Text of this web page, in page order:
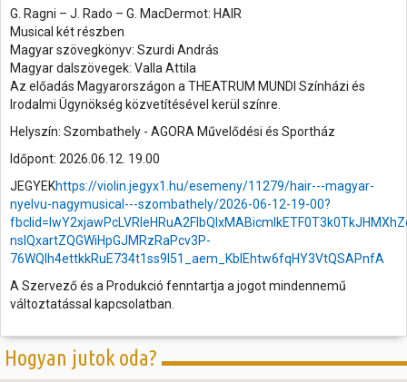
G. Ragni – J. Rado – G. MacDermot: HAIR
Musical két részben
Magyar szövegkönyv: Szurdi András
Magyar dalszövegek: Valla Attila
Az előadás Magyarországon a THEATRUM MUNDI Színházi és
Irodalmi Ügynökség közvetítésével kerül színre.
Helyszín: Szombathely - AGORA Művelődési és Sportház
Időpont: 2026.06.12. 19.00
​​​JEGYEKhttps://violin.jegyx1.hu/esemeny/11279/hair---magyar-
nyelvu-nagymusical---szombathely/2026-06-12-19-00?
nslQxartZQGWiHpGJMRzRaPcv3P-
76WQlh4ettkkRuE734t1ss9I51_aem_KbIEhtw6fqHY3VtQSAPnfA
A Szervező és a Produkció fenntartja a jogot mindennemű
változtatással kapcsolatban.
Hogyan jutok oda?